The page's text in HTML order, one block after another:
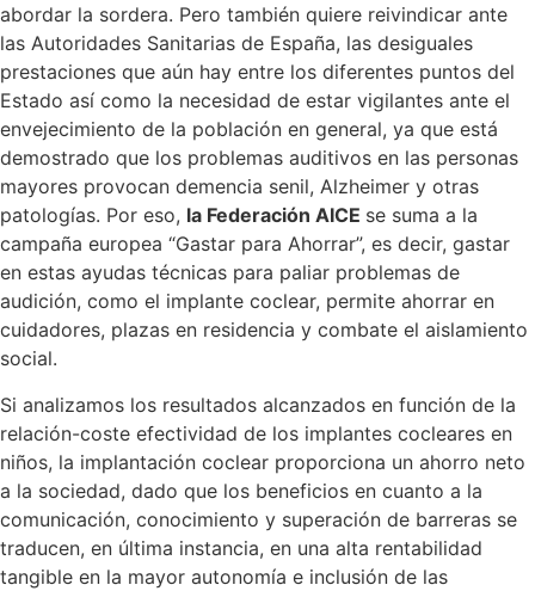
abordar la sordera. Pero también quiere reivindicar ante
las Autoridades Sanitarias de España, las desiguales
prestaciones que aún hay entre los diferentes puntos del
Estado así como la necesidad de estar vigilantes ante el
envejecimiento de la población en general, ya que está
demostrado que los problemas auditivos en las personas
mayores provocan demencia senil, Alzheimer y otras
patologías. Por eso, la Federación AICE se suma a la
campaña europea “Gastar para Ahorrar”, es decir, gastar
en estas ayudas técnicas para paliar problemas de
audición, como el implante coclear, permite ahorrar en
cuidadores, plazas en residencia y combate el aislamiento
social.
Si analizamos los resultados alcanzados en función de la
relación-coste efectividad de los implantes cocleares en
niños, la implantación coclear proporciona un ahorro neto
a la sociedad, dado que los beneficios en cuanto a la
comunicación, conocimiento y superación de barreras se
traducen, en última instancia, en una alta rentabilidad
tangible en la mayor autonomía e inclusión de las